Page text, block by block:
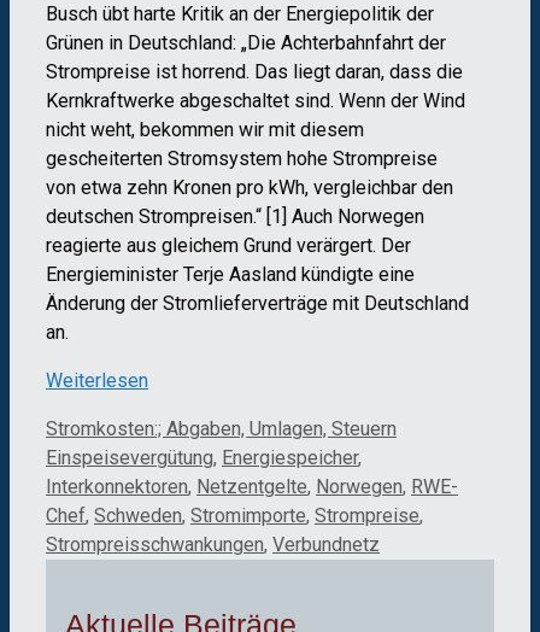
Busch übt harte Kritik an der Energiepolitik der
Grünen in Deutschland: „Die Achterbahnfahrt der
Strompreise ist horrend. Das liegt daran, dass die
Kernkraftwerke abgeschaltet sind. Wenn der Wind
nicht weht, bekommen wir mit diesem
gescheiterten Stromsystem hohe Strompreise
von etwa zehn Kronen pro kWh, vergleichbar den
deutschen Strompreisen.“ [1] Auch Norwegen
reagierte aus gleichem Grund verärgert. Der
Energieminister Terje Aasland kündigte eine
Änderung der Stromlieferverträge mit Deutschland
an.
Weiterlesen
Kategorien
Stromkosten:; Abgaben, Umlagen, Steuern
Einspeisevergütung, Energiespeicher,
Interkonnektoren, Netzentgelte, Norwegen, RWE-
Chef, Schweden, Stromimporte, Strompreise,
Strompreisschwankungen, Verbundnetz
Aktuelle Beiträge